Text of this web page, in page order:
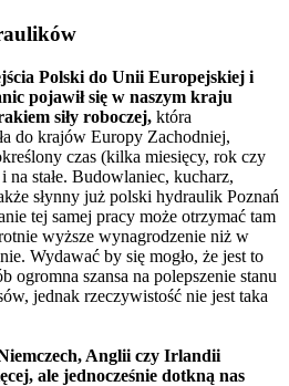
Polski do Unii Europejskiej i
pojawił się w naszym kraju
siły roboczej, która
do krajów Europy Zachodniej,
czas (kilka miesięcy, rok czy
na stałe. Budowlaniec, kucharz,
słynny już polski hydraulik Poznań
tej samej pracy może otrzymać tam
wyższe wynagrodzenie niż w
Wydawać by się mogło, że jest to
ogromna szansa na polepszenie stanu
jednak rzeczywistość nie jest taka
Anglii czy Irlandii
ale jednocześnie dotkną nas